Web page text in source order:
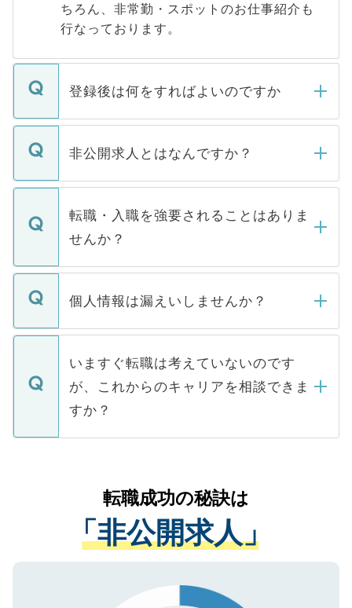
ちろん、非常勤・スポットのお仕事紹介も
行なっております。
登録後は何をすればよいのですか
ご登録いただきましたら、弊社担当者がご
登録内容を確認し、その後メールもしくは
ます。通常、5営業日以内にはご連絡をせて
いただきますので、しばらくお待ちくださ
非公開求人とはなんですか？
マイナビDOCTORで取り扱っている求人の
うち約3割は、Webサイトからご覧いただ
けない「非公開求人」です。非公開求人は
下記の理由によって、一般には公開してい
ません。
■応募殺到を避けるため 人気のある医療機
関を公にしてしまうと、応募が殺到する場
に、医療機関が求める条件に合った人材の
みを人材紹介会社に依頼するケースが増え
ています。
転職・入職を強要されることはありま
せんか？
転職・入職を強要することは一切ありませ
ん。また、仮に応募先から内定をいただい
定を承諾する必要はありません。内定先へ
の辞退の連絡はキャリアパートナーが行い
個人情報は漏えいしませんか？
個人情報が漏えいすることはありませんの
で、ご安心ください。当サイトからの登録
などで収集したご登録者様の個人情報は、
ご本人のキャリアアップおよび転職活動の
支援を目的に使用いたします。お預かりし
ているすべての個人データはご本人の許可
は、個人情報の取り扱いについての厳密な
管理基準を満たした事業者のみに付与され
る、プライバシーマークを取得済みです。
で、機密保持に関してもご安心ください。
いますぐ転職は考えていないのです
が、これからのキャリアを相談できま
すか？
かがいして、現在の医療機関の状況や紹介
経験をまじえながら、適切なアドバイスを
させていただきます。すぐにご転職をされ
ない方には、長期的なサポートが可能です
ので、まずはご登録ください。
転職成功の秘訣は
「非公開求人」